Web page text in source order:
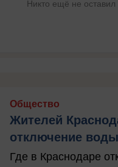
Никто ещё не
Общество
Жителей
отключение воды
Где в Краснодаре